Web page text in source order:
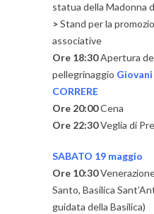
statua della Madonna
>Stand per la
associative
Ore 18:30Apertura
pellegrinaggio
CORRERE
Ore 20:00Cena
Ore 22:30Veglia di
SABATO 19 maggio
Ore 10:30
Santo, Basilica
guidata della Basilica)